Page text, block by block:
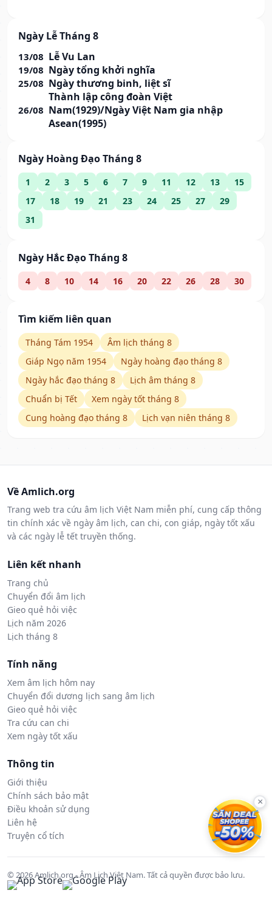
Ngày Lễ Tháng 8
13/08 Lễ Vu Lan
19/08 Ngày tổng khởi nghĩa
25/08 Ngày thương binh, liệt sĩ
26/08
Thành lập công đoàn Việt
Nam(1929)/Ngày Việt Nam gia nhập
Asean(1995)
Ngày Hoàng Đạo Tháng 8
1 2 3 5 6 7 9 11 12 13
15
17
18 19 21 23 24 25 27
29
31
Ngày Hắc Đạo Tháng 8
4 8 10 14 16 20 22 26 28 30
Tìm kiếm liên quan
Tháng Tám 1954
Âm lịch tháng 8
Giáp Ngọ năm 1954
Ngày hoàng đạo tháng 8
Ngày hắc đạo tháng 8
Lịch âm tháng 8
Chuẩn bị Tết
Xem ngày tốt tháng 8
Cung hoàng đạo tháng 8
Lịch vạn niên tháng 8
Về Amlich.org
Trang web tra cứu âm lịch Việt Nam miễn phí, cung cấp thông
tin chính xác về ngày âm lịch, can chi, con giáp, ngày tốt xấu
và các ngày lễ tết truyền thống.
Liên kết nhanh
Trang chủ
Chuyển đổi âm lịch
Gieo quẻ hỏi việc
Lịch năm 2026
Lịch tháng 8
Tính năng
Xem âm lịch hôm nay
Chuyển đổi dương lịch sang âm lịch
Gieo quẻ hỏi việc
Tra cứu can chi
Xem ngày tốt xấu
Thông tin
Giới thiệu
Chính sách bảo mật
Điều khoản sử dụng
Liên hệ
Truyện cổ tích
© 2026 Amlich.org - Âm Lịch Việt Nam. Tất cả quyền được bảo lưu.
×